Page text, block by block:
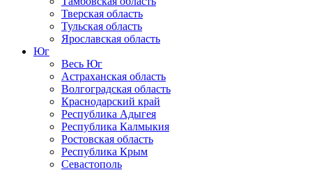
Тверская область
Тульская область
Ярославская область
Юг
Весь Юг
Астраханская область
Волгоградская область
Краснодарский край
Республика Адыгея
Республика Калмыкия
Ростовская область
Республика Крым
Севастополь